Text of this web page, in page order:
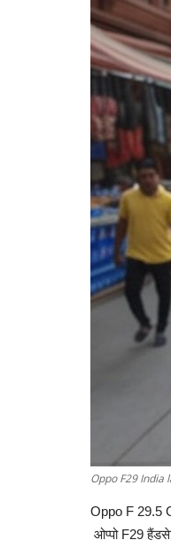
Oppo F29 India
Oppo F 29.5
ओप्पो F29